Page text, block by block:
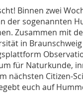
Binnen zwei
der sogenannten
Zusammen mit
in
für Naturkunde,
nächsten Citizen-
euch auf